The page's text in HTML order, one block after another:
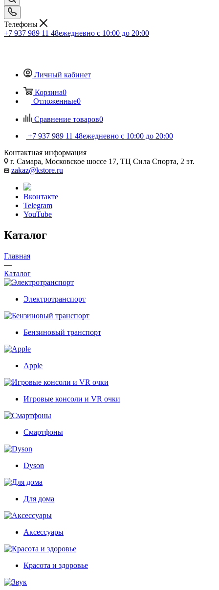
Телефоны
+7 937 989 11 48ежедневно с 10:00 до 20:00
Личный кабинет
Корзина0
Отложенные0
Сравнение товаров0
+7 937 989 11 48ежедневно с 10:00 до 20:00
Контактная информация
г. Самара, Московское шоссе 17, ТЦ Сила Спорта, 2 эт.
zakaz@kstore.ru
Вконтакте
Telegram
YouTube
Каталог
Главная
—
Каталог
Электротранспорт
Бензиновый транспорт
Apple
Игровые консоли и VR очки
Смартфоны
Dyson
Для дома
Аксессуары
Красота и здоровье